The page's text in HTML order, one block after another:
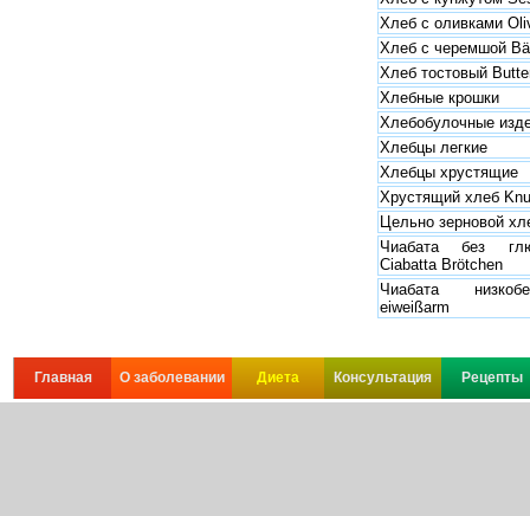
Хлеб с оливками
Хлеб с черемшой
Хлеб тостовый
Хлебные крошки
Хлебобулочные
Хлебцы легкие
Хлебцы хрустящие
Хрустящий хлеб
Цельно зерновой
Чиабата без
Ciabatta Brötchen
Чиабата
eiweißarm
Главная О заболевании Диета Консультация Рецепты